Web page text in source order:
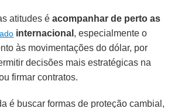
atitudes éacompanhar de perto as
internacional, especialmente o
às movimentações do dólar, por
decisões mais estratégicas na
firmar contratos.
é buscar formas de proteção cambial,